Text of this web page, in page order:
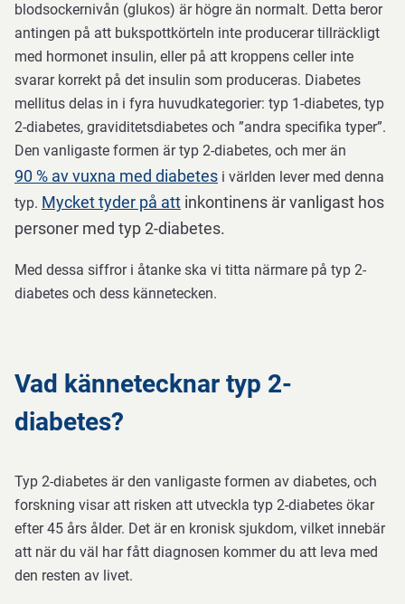
blodsockernivån (glukos) är högre än normalt. Detta beror
antingen på att bukspottkörteln inte producerar tillräckligt
med hormonet insulin, eller på att kroppens celler inte
svarar korrekt på det insulin som produceras. Diabetes
mellitus delas in i fyra huvudkategorier: typ 1-diabetes, typ
2-diabetes, graviditetsdiabetes och ”andra specifika typer”.
Den vanligaste formen är typ 2-diabetes, och mer än
90 % av vuxna med diabetes i världen lever med denna
typ. Mycket tyder på att inkontinens är vanligast hos
personer med typ 2-diabetes.
Med dessa siffror i åtanke ska vi titta närmare på typ 2-
diabetes och dess kännetecken.
Vad kännetecknar typ 2-
diabetes?
Typ 2-diabetes är den vanligaste formen av diabetes, och
forskning visar att risken att utveckla typ 2-diabetes ökar
efter 45 års ålder. Det är en kronisk sjukdom, vilket innebär
att när du väl har fått diagnosen kommer du att leva med
den resten av livet.